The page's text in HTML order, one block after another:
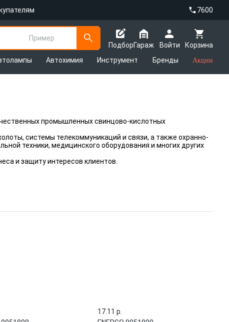
7600
Пример
Подбор
Корзина
Гараж
Войти
Автохимия Инструмент Бренды Акции
промышленных свинцово-кислотных
системы телекоммуникаций и связи, а также охранно-
техники, медицинского оборудования и многих других
и защиту интересов клиентов.
17.11 p.